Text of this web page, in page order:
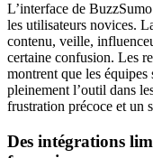
L’interface de
les utilisateurs novices.
contenu, veille,
certaine confusion. Les
montrent que les
pleinement l’outil dans
frustration précoce et un
Des intégrations